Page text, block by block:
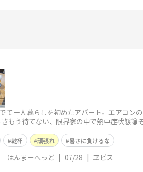
て一人暮らしを初めたアパート。エアコン
もう待てない、限界家の中で熱中症状態
乾杯 頑張れ 暑さに負けるな
はんまーへっど | 07/28 | ヱビス